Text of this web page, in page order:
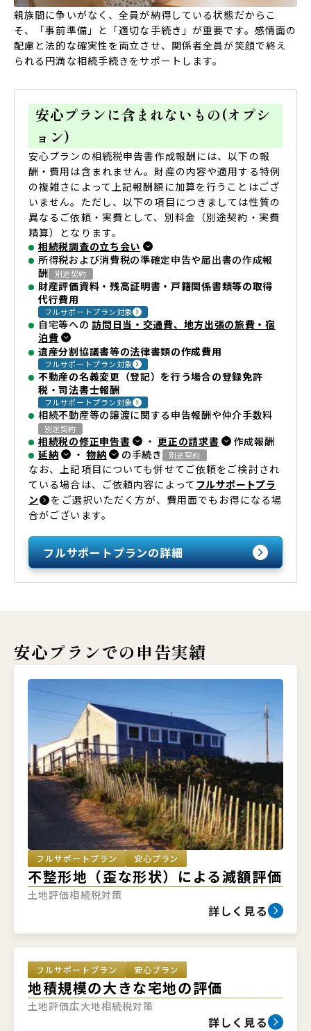
親族間に争いがなく、全員が納得している状態だからこ
そ、「事前準備」と「適切な手続き」が重要です。感情面の
配慮と法的な確実性を両立させ、関係者全員が笑顔で終え
られる円満な相続手続きをサポートします。
安心プランに含まれないもの(オプシ
ョン)
安心プランの相続税申告書作成報酬には、以下の報
酬・費用は含まれません。財産の内容や適用する特例
の複雑さによって上記報酬額に加算を行うことはござ
いません。ただし、以下の項目につきましては性質の
異なるご依頼・実費として、別料金（別途契約・実費
精算）となります。
相続税調査の立ち会い
所得税および消費税の準確定申告や届出書の作成報
酬
別途契約
財産評価資料・残高証明書・戸籍関係書類等の取得
代行費用
フルサポートプラン対象
自宅等への 訪問日当・交通費、地方出張の旅費・宿
泊費
遺産分割協議書等の法律書類の作成費用
フルサポートプラン対象
不動産の名義変更（登記）を行う場合の登録免許
税・司法書士報酬
フルサポートプラン対象
相続不動産等の譲渡に関する申告報酬や仲介手数料
別途契約
相続税の修正申告書 ・ 更正の請求書
作成報酬
延納
・ 物納 の手続き 別途契約
なお、上記項目についても併せてご依頼をご検討され
ている場合は、ご依頼内容によって フルサポートプラ
ン
をご選択いただく方が、費用面でもお得になる場
合がございます。
フルサポートプランの詳細
安心プランでの申告実績
フルサポートプラン 安心プラン
不整形地（歪な形状）による減額評価
土地評価相続税対策
詳しく見る
フルサポートプラン 安心プラン
地積規模の大きな宅地の評価
土地評価広大地相続税対策
詳しく見る